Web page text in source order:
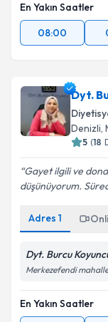
En Yakın Saatler
08:00
Dyt.
Denizli,
5 (18
Gayet ilgili ve
düşünüyorum.
Adres 1
Dyt. Burcu
Merkezefendi
En Yakın Saatler